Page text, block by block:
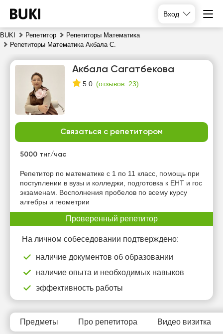
Вход
BUKI Репетитор
Репетиторы Математика
Репетиторы Математика Акбала С.
Акбала Сагатбекова
5.0 (отзывов: 23)
Связаться с репетитором
5000 тнг/час
Репетитор по математике с 1 по 11 класс, помощь при
поступлении в вузы и колледжи, подготовка к ЕНТ и гос
экзаменам. Восполнения пробелов по всему курсу
алгебры и геометрии
Проверенный репетитор
На личном собеседовании подтверждено:
наличие документов об образовании
наличие опыта и необходимых навыков
эффективность работы
Предметы Про репетитора Видео визитка
вс
пн
17:00
17:30
18:00
19:30
20:00
21:00
19:00
19:30
20:00
Нет
свободных
часов
Нет
свободных
часов